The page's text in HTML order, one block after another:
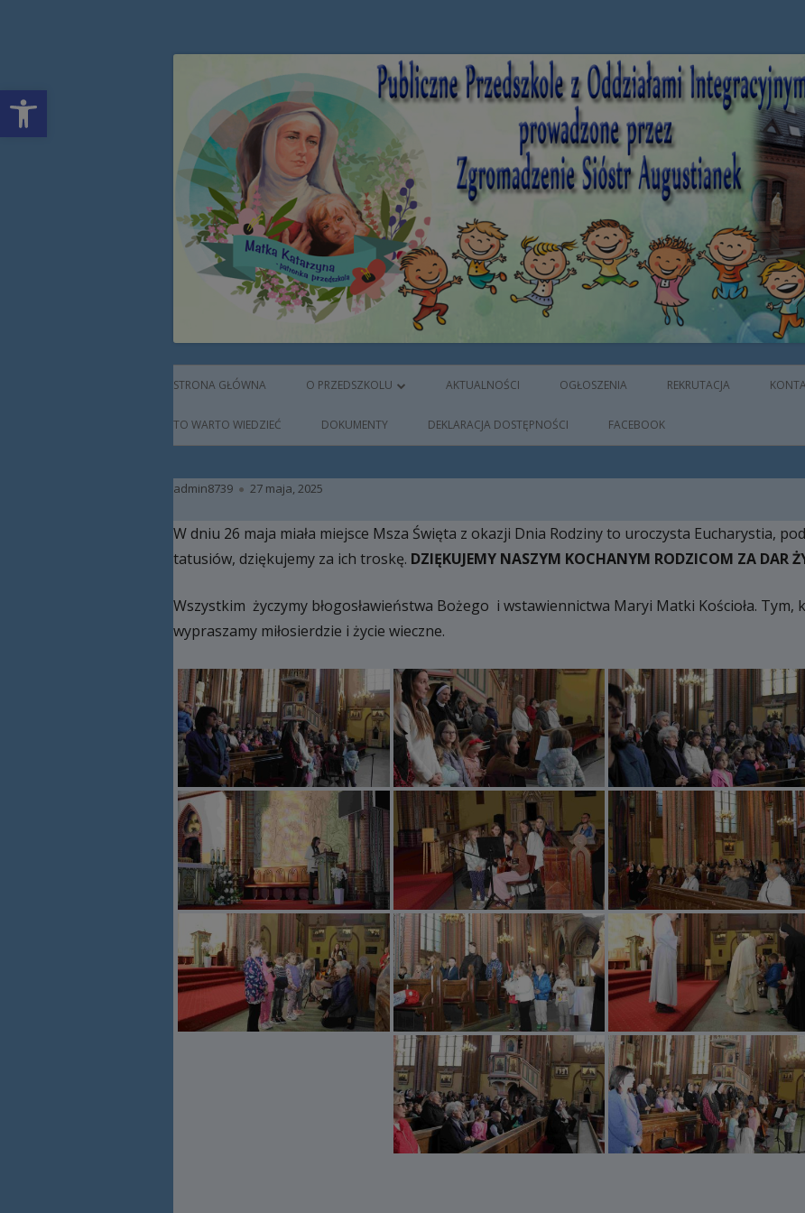
Open toolbar
Publiczne Przedszkole z Oddziałami Integracyjnymi
Augustianek
Menu
główne
STRONA GŁÓWNA O PRZEDSZKOLU
HISTORIA
RAMOWY PLAN DNIA
ZAJĘCIA
NIEPEŁNOSPRAWNYM
BAZA LOKALOWA
RODO
AKTUALNOŚCI OGŁOSZENIA REKRUTACJA
TO WARTO WIEDZIEĆ DOKUMENTY DEKLARACJA DOSTĘPNOŚCI FACEBOOK
Autor
admin8739 Opublikowano
27 maja, 2025
W dniu 26 maja miała miejsce Msza Święta z okazji Dnia Rodziny to uroczysta Eucharystia,
tatusiów, dziękujemy za ich troskę. DZIĘKUJEMY NASZYM KOCHANYM RODZICOM ZA DAR
Wszystkim życzymy błogosławieństwa Bożego i wstawiennictwa Maryi Matki Kościoła.
wypraszamy miłosierdzie i życie wieczne.